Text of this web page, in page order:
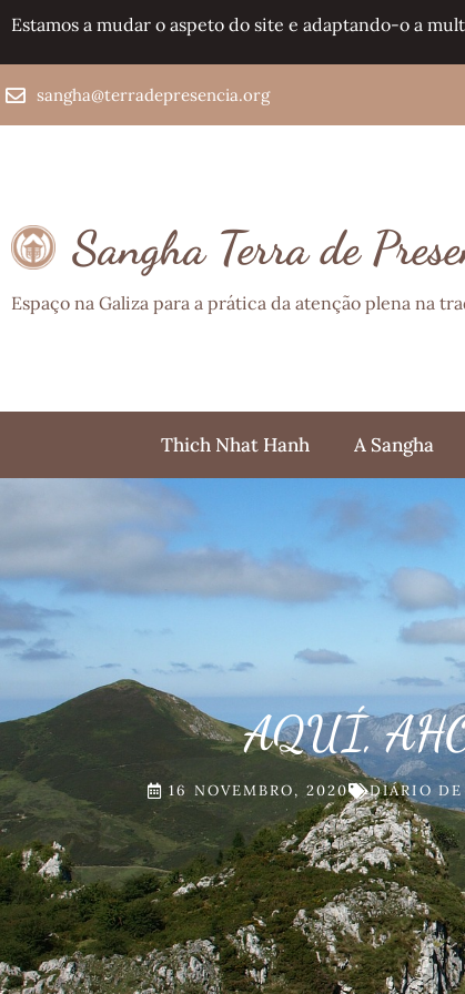
Estamos a mudar o aspeto do site e adaptando-o a
sangha@terradepresencia.org
Sangha Terra de
Espaço na Galiza para a prática da atenção plena na
Thich Nhat Hanh A Sangha
AQUÍ,
16 NOVEMBRO, 2020 DIÁRIO